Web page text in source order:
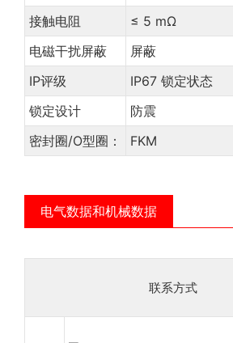
接触电阻
≤ 5 mΩ
电磁干扰屏蔽
屏蔽
IP评级
IP67 锁定状态
锁定设计
防震
密封圈/O型圈：
FKM
电气数据和机械数据
联系方式